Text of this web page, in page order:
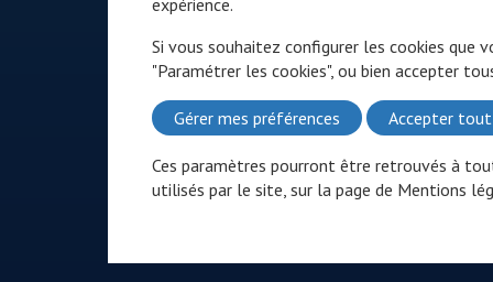
expérience.
Si vous souhaitez configurer les cookies que
"Paramétrer les cookies", ou bien accepter
Gérer mes préférences Accepter tout
Ces paramètres pourront être retrouvés à
utilisés par le site, sur la page de Mentions